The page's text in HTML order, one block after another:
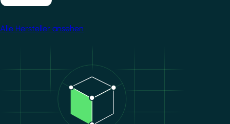
Alle Hersteller ansehen